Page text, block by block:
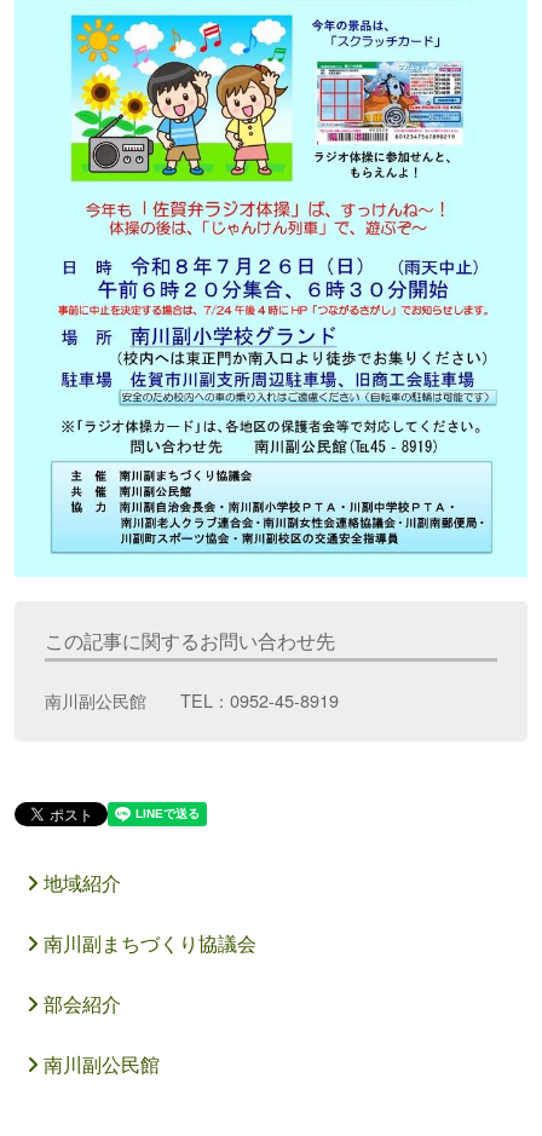
この記事に関するお問い合わせ先
南川副公民館 TEL：0952-45-8919
地域紹介
南川副まちづくり協議会
部会紹介
南川副公民館